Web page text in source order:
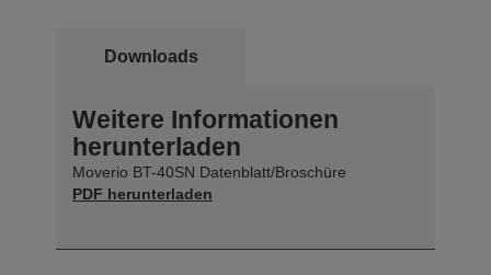
Downloads
Weitere Informationen
herunterladen
Moverio BT-40SN Datenblatt/Broschüre
PDF herunterladen